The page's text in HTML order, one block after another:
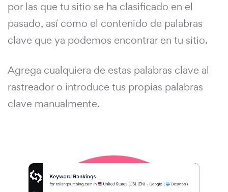
por las que tu sitio se ha clasificado en el
pasado, así como el contenido de palabras
clave que ya podemos encontrar en tu sitio.
Agrega cualquiera de estas palabras clave al
rastreador o introduce tus propias palabras
clave manualmente.